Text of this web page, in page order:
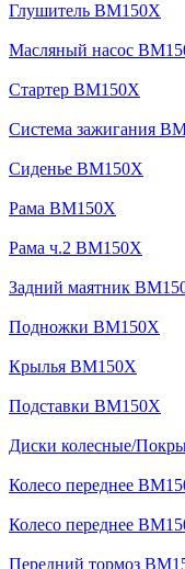
Глушитель BM150X
Масляный насос
Стартер BM150X
Система зажигания
Сиденье BM150X
Рама BM150X
Рама ч.2 BM150X
Задний маятник
Подножки BM150X
Крылья BM150X
Подставки BM150X
Диски колесные/
Колесо переднее
Колесо переднее
Передний тормоз